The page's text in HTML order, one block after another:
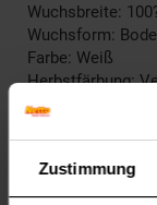
Zustimmung
Wuchsbreite:
Wuchsform:
Farbe: Weiß
Herbstfärbung:
Blütenfarbe: Weiß
Geschmack: X
Frucht: